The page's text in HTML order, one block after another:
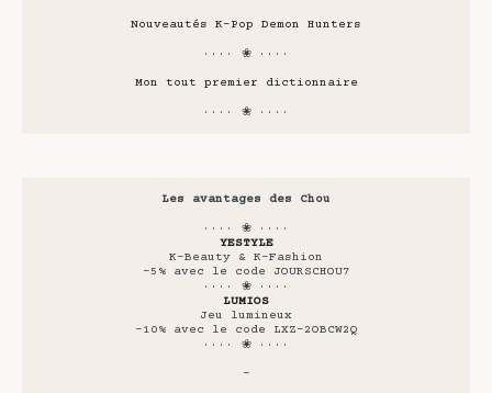
Nouveautés K-Pop Demon Hunters
···· ❀ ····
Mon tout premier dictionnaire
···· ❀ ····
Les avantages des Chou
···· ❀ ····
YESTYLE
K-Beauty & K-Fashion
-5% avec le code JOURSCHOU7
···· ❀ ····
LUMIOS
Jeu lumineux
-10% avec le code LXZ-2OBCW2Q
···· ❀ ····
-